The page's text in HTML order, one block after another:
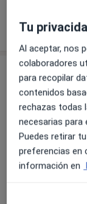
Sesión
Visita
Tu
Al aceptar, nos
colaboradores
para recopilar
contenidos
rechazas todas
necesarias para
Puedes retirar
preferencias en
información en